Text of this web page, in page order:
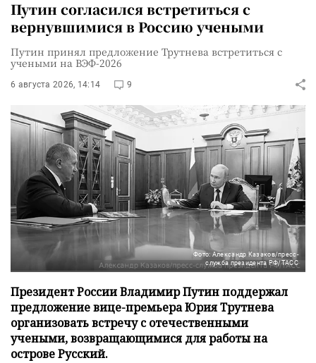
Путин согласился встретиться с
вернувшимися в Россию учеными
Путин принял предложение Трутнева встретиться с
учеными на ВЭФ-2026
6 августа 2026, 14:14 9
Фото: Александр Казаков/пресс-
служба президента РФ/ТАСС
Президент России Владимир Путин поддержал
предложение вице-премьера Юрия Трутнева
организовать встречу с отечественными
учеными, возвращающимися для работы на
острове Русский.